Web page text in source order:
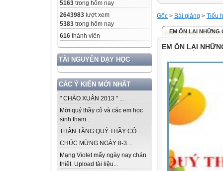
5163 trong hôm nay
2643983 lượt xem
5383 trong hôm nay
616 thành viên
TÀI NGUYÊN DẠY HỌC
CÁC Ý KIẾN MỚI NHẤT
" CHÀO XUÂN 2013 " ...
Mời quý thầy cô và các em học
sinh tham...
THÂN TẶNG QUÝ THẦY CÔ. ...
CHÚC MỪNG NGÀY 8-3....
Mạng Violet mấy ngày nay chán
thiệt. Upload tài liệu...
Gốc > Bài giảng > Tiểu
EM ÔN LẠI NHỮNG
EM ÔN LẠI